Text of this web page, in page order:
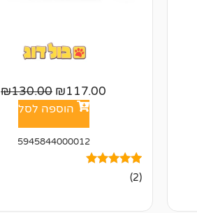
₪117.00
₪130.00
הוספה לסל
5945844000012
מדורגים
5.00
2(2)